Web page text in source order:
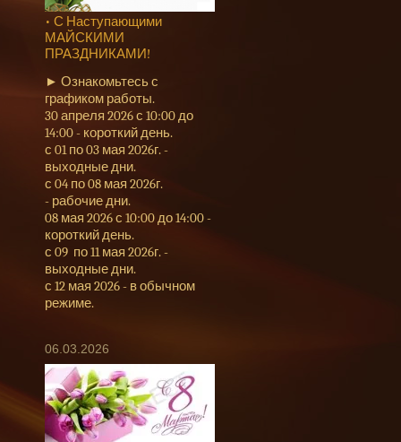
• С Наступающими
МАЙСКИМИ
ПРАЗДНИКАМИ!
► Ознакомьтесь с
графиком работы.
30 апреля 2026 с 10:00 до
14:00 - короткий день.
с 01 по 03 мая 2026г. -
выходные дни.
с 04 по 08 мая 2026г.
- рабочие дни.
08 мая 2026 с 10:00 до 14:00 -
короткий день.
с 09 по 11 мая 2026г. -
выходные дни.
с 12 мая 2026 - в обычном
режиме.
06.03.2026